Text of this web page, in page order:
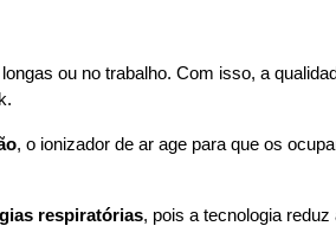
ou no trabalho. Com isso, a
, o ionizador de ar age para que os
respiratórias, pois a tecnologia